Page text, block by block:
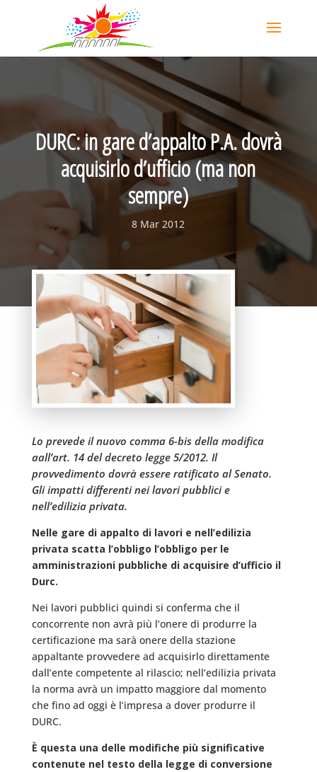
DURC: in gare d’appalto P.A. dovrà
acquisirlo d’ufficio (ma non
sempre)
8 Mar 2012
Lo prevede il nuovo comma 6-bis della modifica
aall’art. 14 del decreto legge 5/2012. Il
provvedimento dovrà essere ratificato al Senato.
Gli impatti differenti nei lavori pubblici e
nell’edilizia privata.
Nelle gare di appalto di lavori e nell’edilizia
privata scatta l’obbligo l’obbligo per le
amministrazioni pubbliche di acquisire d’ufficio il
Durc.
Nei lavori pubblici quindi si conferma che il
concorrente non avrà più l’onere di produrre la
certificazione ma sarà onere della stazione
appaltante provvedere ad acquisirlo direttamente
dall’ente competente al rilascio; nell’edilizia privata
la norma avrà un impatto maggiore dal momento
che fino ad oggi è l’impresa a dover produrre il
DURC.
È questa una delle modifiche più significative
contenute nel testo della legge di conversione